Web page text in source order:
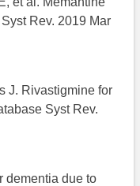
Rev. 2019 Mar
J. Rivastigmine for
Syst Rev.
dementia due to